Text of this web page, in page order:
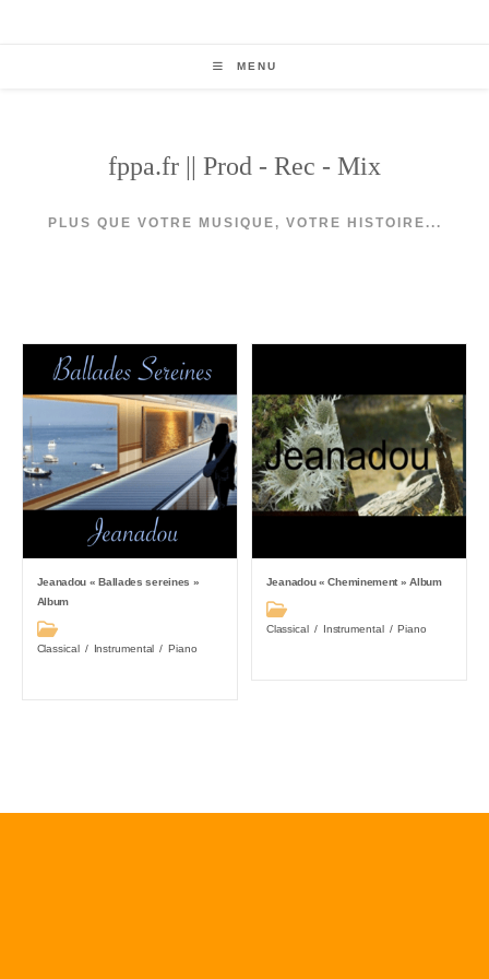
MENU
fppa.fr || Prod - Rec - Mix
PLUS QUE VOTRE MUSIQUE, VOTRE HISTOIRE...
Jeanadou « Ballades sereines »
Album
Post
category:
Classical / Instrumental / Piano
Jeanadou « Cheminement » Album
Post
category:
Classical / Instrumental / Piano